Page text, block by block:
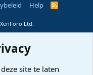
Help
R
Ltd.
site te laten